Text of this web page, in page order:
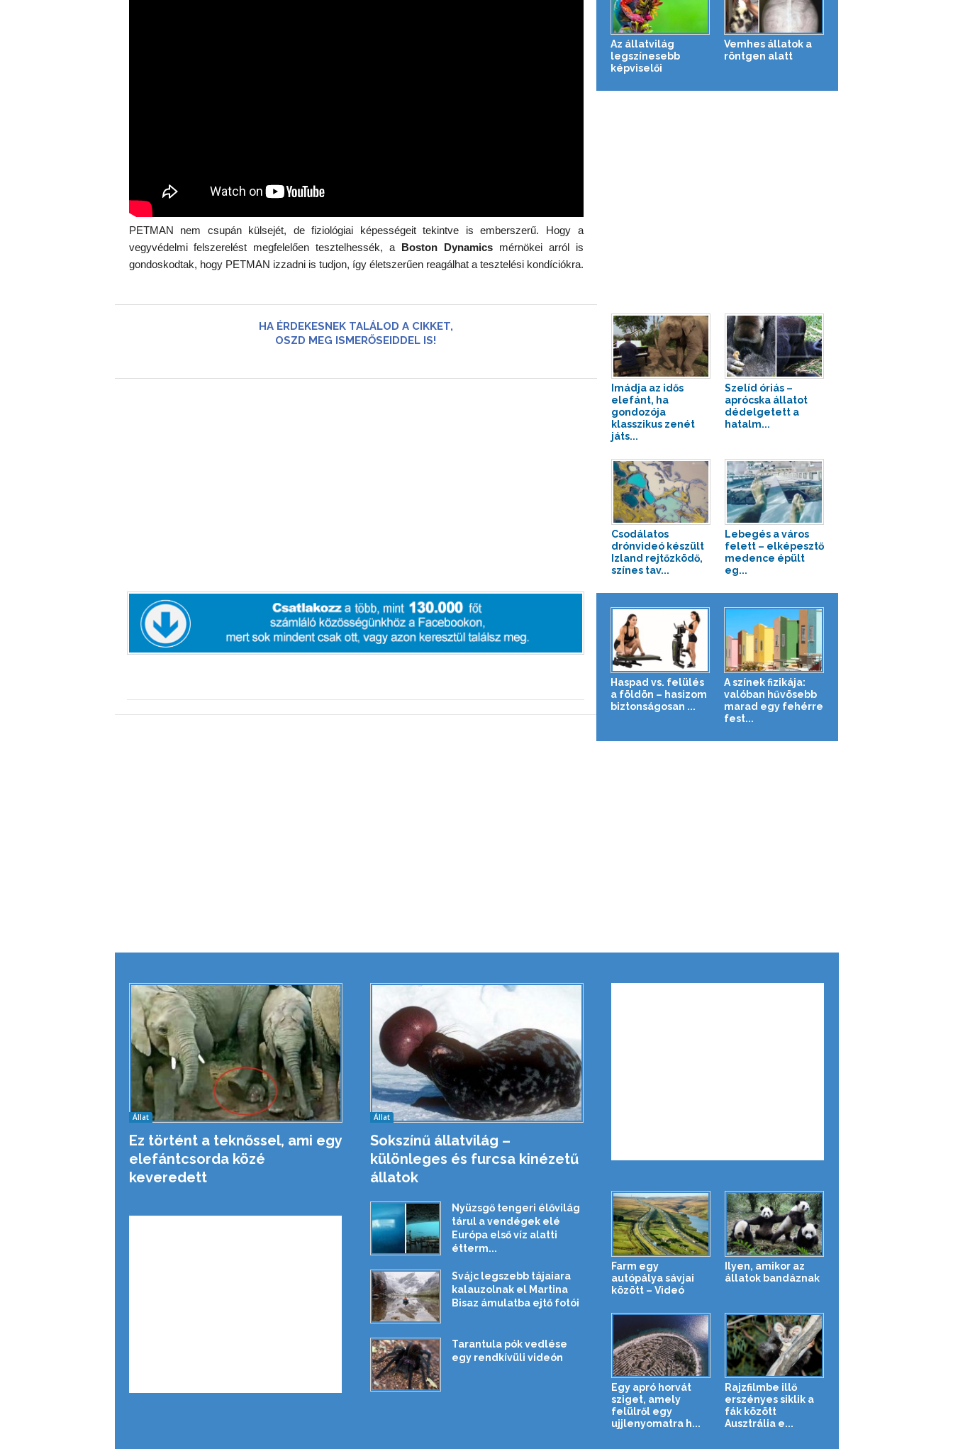
PETMAN nem csupán külsejét, de fiziológiai képességeit tekintve is emberszerű. Hogy a
vegyvédelmi felszerelést megfelelően tesztelhessék, a Boston Dynamicsmérnökei arról is
gondoskodtak, hogy PETMAN izzadni is tudjon, így életszerűen reagálhat a tesztelési kondíciókra.
HA ÉRDEKESNEK TALÁLOD A CIKKET,
OSZD MEG ISMERŐSEIDDEL IS!
Az állatvilág
legszínesebb
képviselői
Vemhes állatok a
röntgen alatt
Imádja az idős
elefánt, ha
gondozója
klasszikus zenét
játs...
Szelíd óriás –
aprócska állatot
dédelgetett a
hatalm...
Csodálatos
drónvideó készült
Izland rejtőzködő,
színes tav...
Lebegés a város
felett – elképesztő
medence épült
eg...
Haspad vs. felülés
a földön – hasizom
biztonságosan ...
A színek fizikája:
valóban hűvösebb
marad egy fehérre
fest...
Állat
Ez történt a teknőssel, ami egy
elefántcsorda közé
keveredett
Állat
Sokszínű állatvilág –
különleges és furcsa kinézetű
állatok
Nyüzsgő tengeri élővilág
tárul a vendégek elé
Európa első víz alatti
étterm...
Svájc legszebb tájaiara
kalauzolnak el Martina
Bisaz ámulatba ejtő fotói
Tarantula pók vedlése
egy rendkívüli videón
Farm egy
autópálya sávjai
között – Videó
Ilyen, amikor az
állatok bandáznak
Egy apró horvát
sziget, amely
felülről egy
ujjlenyomatra h...
Rajzfilmbe illő
erszényes siklik a
fák között
Ausztrália e...